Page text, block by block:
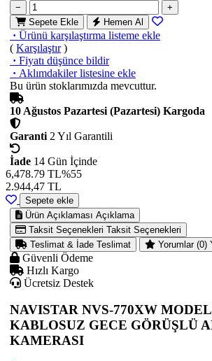
−
+
Sepete Ekle
Hemen Al
· Ürünü karşılaştırma listeme ekle
( Karşılaştır)
· Fiyatı düşünce bildir
· Aklımdakiler listesine ekle
Bu ürün stoklarımızda mevcuttur.
10 Ağustos Pazartesi (Pazartesi) Kargoda
Garanti 2 Yıl Garantili
İade 14 Gün İçinde
6,478.79 TL%55
2.944,47 TL
Sepete ekle
Ürün Açıklaması Açıklama
Taksit Seçenekleri Taksit Seçenekleri
Teslimat & İade Teslimat Yorumlar (0)
Güvenli Ödeme
Hızlı Kargo
Ücretsiz Destek
NAVISTAR NVS-770XW
KABLOSUZ GECE GÖRÜŞLÜ
KAMERASI